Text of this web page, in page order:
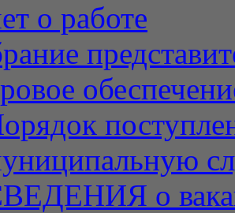
о работе
о